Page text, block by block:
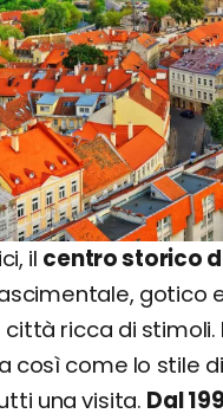
il centro storico
gotico
ricca di stimoli.
così come lo stile di
una visita. Dal